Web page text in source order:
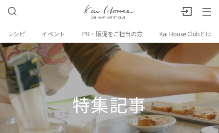
レシピ イベント PR・販促をご担当の方 Kai House Clubとは
特集記事